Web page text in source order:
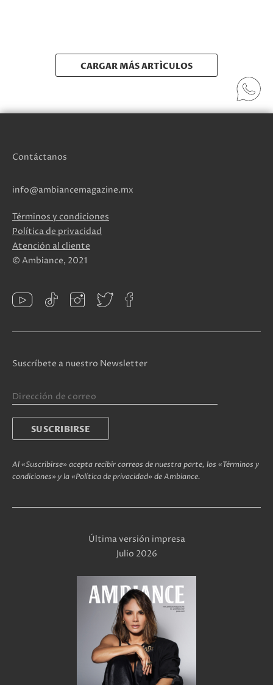
CARGAR MÁS ARTÍCULOS
Contáctanos
info@ambiancemagazine.mx
Términos y condiciones
Política de privacidad
Atención al cliente
© Ambiance, 2021
Suscríbete a nuestro Newsletter
Al «Suscribirse» acepta recibir correos de nuestra parte, los «Términos y
condiciones» y la «Política de privacidad» de Ambiance.
Última versión impresa
Julio 2026